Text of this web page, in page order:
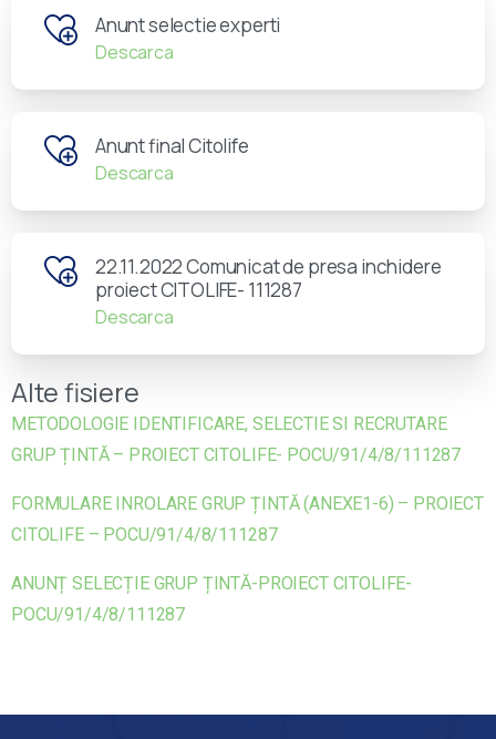
Anunt selectie experti
Descarca
Anunt final Citolife
Descarca
22.11.2022 Comunicat de presa inchidere
proiect CITOLIFE- 111287
Descarca
Alte fisiere
METODOLOGIE IDENTIFICARE, SELECTIE SI RECRUTARE
GRUP ȚINTĂ – PROIECT CITOLIFE- POCU/91/4/8/111287
FORMULARE INROLARE GRUP ȚINTĂ (ANEXE1-6) – PROIECT
CITOLIFE – POCU/91/4/8/111287
ANUNȚ SELECȚIE GRUP ȚINTĂ-PROIECT CITOLIFE-
POCU/91/4/8/111287